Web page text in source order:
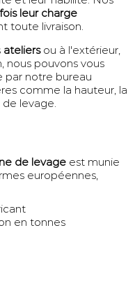
leur charge
toute livraison.
ateliersou à l'extérieur,
nous pouvons vous
par notre bureau
comme la hauteur, la
levage.
de levage est munie
européennes,
en tonnes